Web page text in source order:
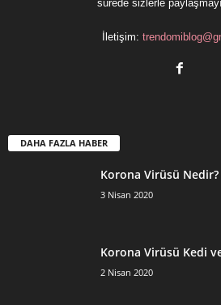
sürede sizlerle
İletişim:
DAHA FAZLA HABER
Korona Virüsü Nedir?
3 Nisan 2020
Korona Virüsü Kedi
2 Nisan 2020